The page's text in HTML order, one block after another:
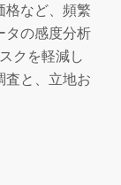
格など、頻繁
タの感度分析
クを軽減し
査と、立地お